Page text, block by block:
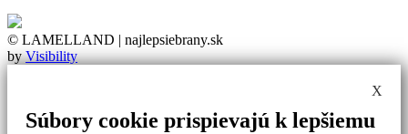
© LAMELLAND | najlepsiebrany.sk
byVisibility
X
Súbory cookie prispievajú k lepšiemu